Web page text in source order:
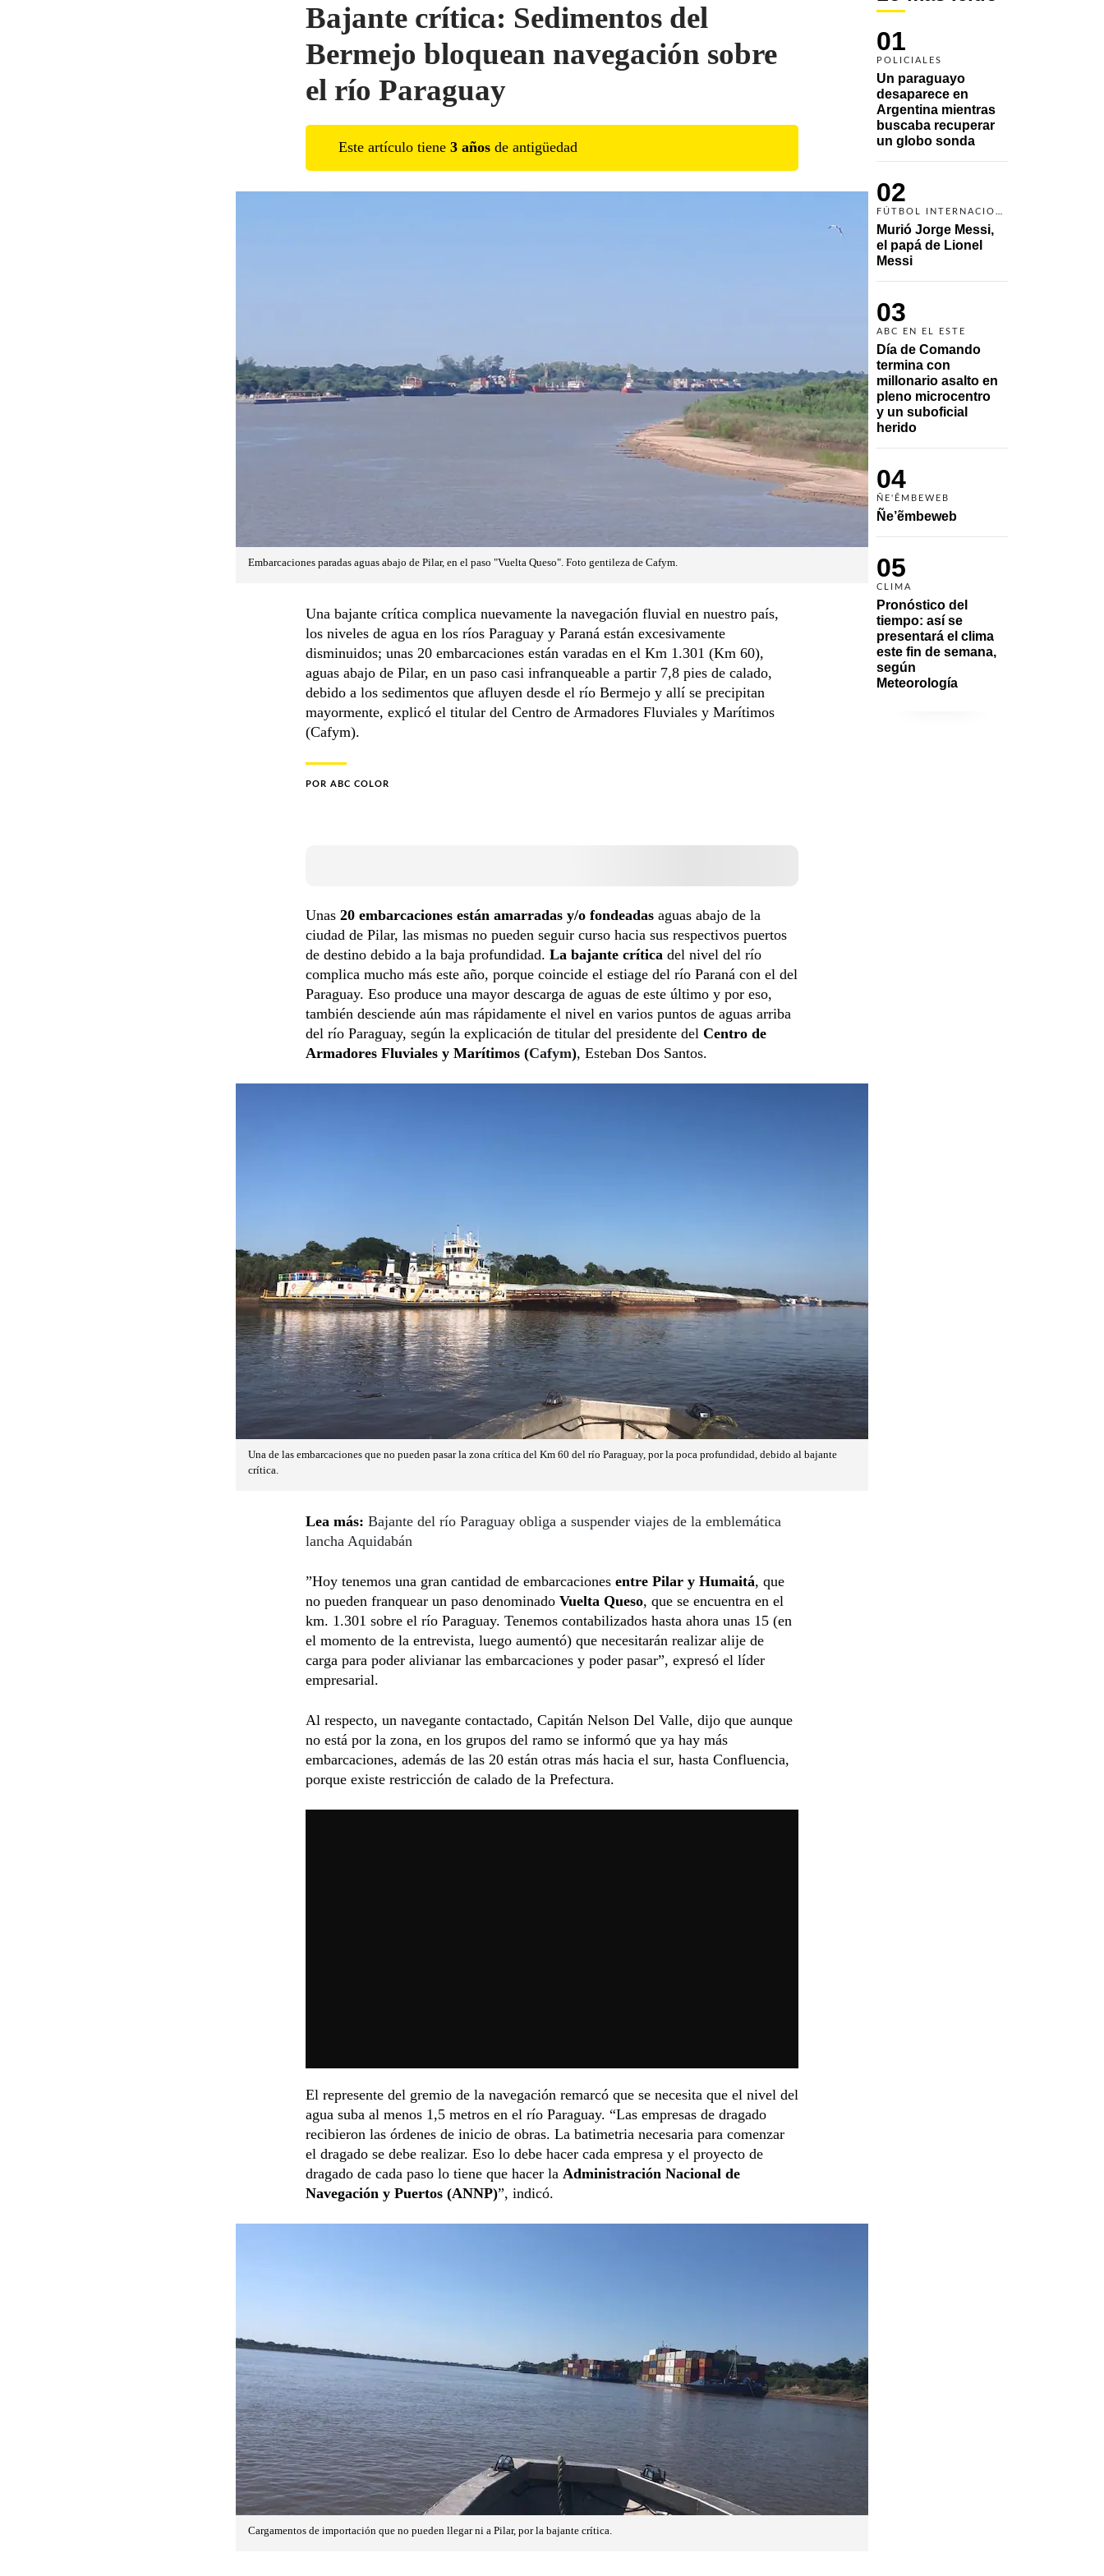
01
POLICIALES
Un paraguayo
desaparece en
Argentina mientras
buscaba recuperar
un globo sonda
02
Murió Jorge Messi,
el papá de Lionel
Messi
03
ABC EN EL ESTE
Día de Comando
termina con
millonario asalto en
pleno microcentro
y un suboficial
herido
04
ÑE'ẼMBEWEB
Ñe’ẽmbeweb
05
CLIMA
Pronóstico del
tiempo: así se
presentará el clima
este fin de semana,
según
Meteorología
Bajante crítica: Sedimentos del
Bermejo bloquean navegación sobre
el río Paraguay
Este artículo tiene 3 años de antigüedad
Embarcaciones paradas aguas abajo de Pilar, en el paso "Vuelta Queso". Foto gentileza de Cafym.
Una bajante crítica complica nuevamente la navegación fluvial en nuestro país,
los niveles de agua en los ríos Paraguay y Paraná están excesivamente
disminuidos; unas 20 embarcaciones están varadas en el Km 1.301 (Km 60),
aguas abajo de Pilar, en un paso casi infranqueable a partir 7,8 pies de calado,
debido a los sedimentos que afluyen desde el río Bermejo y allí se precipitan
mayormente, explicó el titular del Centro de Armadores Fluviales y Marítimos
(Cafym).
POR ABC COLOR
Unas 20 embarcaciones están amarradas y/o fondeadas aguas abajo de la
ciudad de Pilar, las mismas no pueden seguir curso hacia sus respectivos puertos
de destino debido a la baja profundidad. La bajante crítica del nivel del río
complica mucho más este año, porque coincide el estiage del río Paraná con el del
Paraguay. Eso produce una mayor descarga de aguas de este último y por eso,
también desciende aún mas rápidamente el nivel en varios puntos de aguas arriba
del río Paraguay, según la explicación de titular del presidente del Centro de
Armadores Fluviales y Marítimos (Cafym), Esteban Dos Santos.
Una de las embarcaciones que no pueden pasar la zona crítica del Km 60 del río Paraguay, por la poca profundidad, debido al bajante
crítica.
Lea más: Bajante del río Paraguay obliga a suspender viajes de la emblemática
lancha Aquidabán
”Hoy tenemos una gran cantidad de embarcaciones entre Pilar y Humaitá, que
no pueden franquear un paso denominado Vuelta Queso, que se encuentra en el
km. 1.301 sobre el río Paraguay. Tenemos contabilizados hasta ahora unas 15 (en
el momento de la entrevista, luego aumentó) que necesitarán realizar alije de
carga para poder alivianar las embarcaciones y poder pasar”, expresó el líder
empresarial.
Al respecto, un navegante contactado, Capitán Nelson Del Valle, dijo que aunque
no está por la zona, en los grupos del ramo se informó que ya hay más
embarcaciones, además de las 20 están otras más hacia el sur, hasta Confluencia,
porque existe restricción de calado de la Prefectura.
El represente del gremio de la navegación remarcó que se necesita que el nivel del
agua suba al menos 1,5 metros en el río Paraguay. “Las empresas de dragado
recibieron las órdenes de inicio de obras. La batimetria necesaria para comenzar
el dragado se debe realizar. Eso lo debe hacer cada empresa y el proyecto de
dragado de cada paso lo tiene que hacer la Administración Nacional de
Navegación y Puertos (ANNP)”, indicó.
Cargamentos de importación que no pueden llegar ni a Pilar, por la bajante crítica.